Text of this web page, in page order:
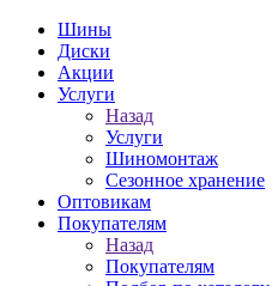
Шины
Диски
Акции
Услуги
Назад
Услуги
Шиномонтаж
Сезонное хранение
Оптовикам
Покупателям
Назад
Покупателям